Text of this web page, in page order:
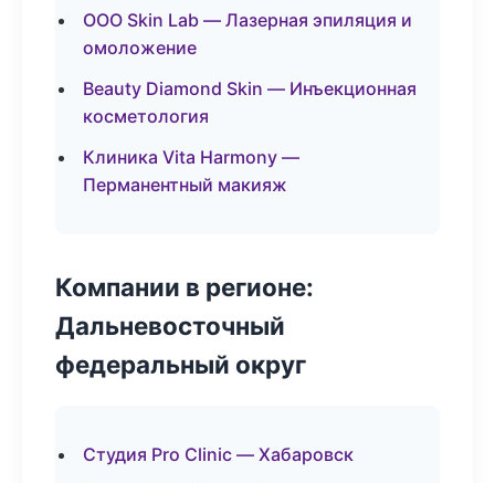
ООО Skin Lab — Лазерная эпиляция и
омоложение
Beauty Diamond Skin — Инъекционная
косметология
Клиника Vita Harmony —
Перманентный макияж
Компании в регионе:
Дальневосточный
федеральный округ
Студия Pro Clinic — Хабаровск